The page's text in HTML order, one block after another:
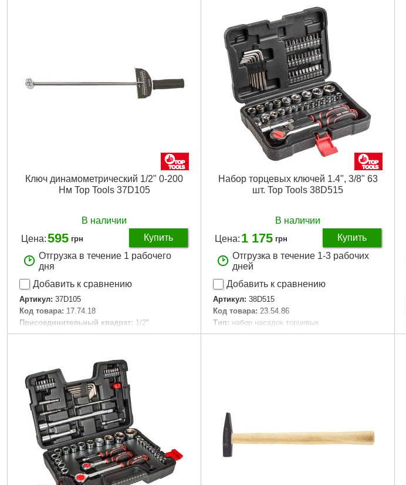
Подробнее...
Ключ динамометрический 1/2" 0-200
Нм Top Tools 37D105
В наличии
Цена:595 грн
Купить
Отгрузка в течение 1 рабочего
дня
Добавить к сравнению
Артикул: 37D105
Код товара: 17.74.18
Присоединительный квадрат: 1/2"
Момент затяжки: 0-200 Нм
Подробнее...
Набор торцевых ключей 1.4", 3/8" 63
шт. Top Tools 38D515
В наличии
Цена: 1 175 грн
Купить
Отгрузка в течение 1-3 рабочих
дней
Добавить к сравнению
Артикул: 38D515
Код товара: 23.54.86
Тип: набор насадок торцевых
Материал: углеродистая сталь